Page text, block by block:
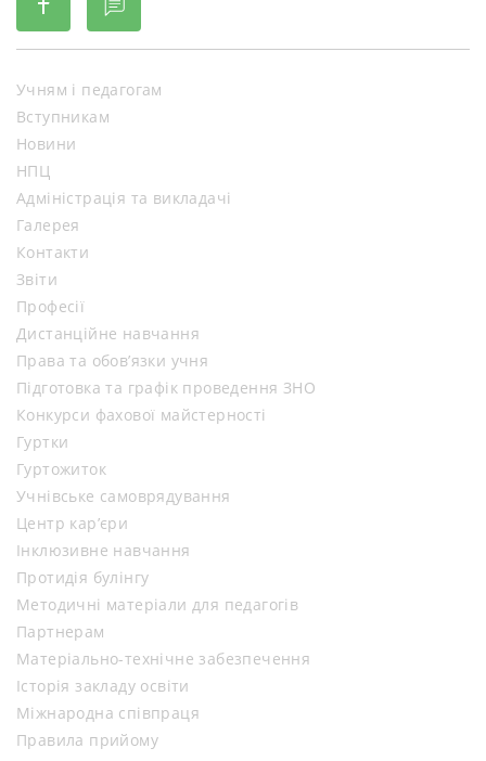
Учням і педагогам
Вступникам
Новини
НПЦ
Адміністрація та викладачі
Галерея
Контакти
Звіти
Професії
Дистанційне навчання
Права та обов’язки учня
Підготовка та графік проведення ЗНО
Конкурси фахової майстерності
Гуртки
Гуртожиток
Учнівське самоврядування
Центр кар’єри
Інклюзивне навчання
Протидія булінгу
Методичні матеріали для педагогів
Партнерам
Матеріально-технічне забезпечення
Історія закладу освіти
Міжнародна співпраця
Правила прийому